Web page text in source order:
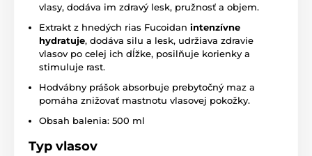
vlasy, dodáva im zdravý lesk, pružnosť a objem.
Extrakt z hnedých rias Fucoidan intenzívne
hydratuje, dodáva silu a lesk, udržiava zdravie
vlasov po celej ich dĺžke, posilňuje korienky a
stimuluje rast.
Hodvábny prášok absorbuje prebytočný maz a
pomáha znižovať mastnotu vlasovej pokožky.
Obsah balenia: 500 ml
Typ vlasov